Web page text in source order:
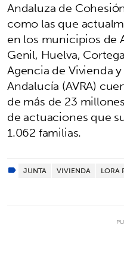
Andaluza de
como las que
en los municipios de
Genil, Huelva,
Agencia de Vivienda
Andalucía (AVRA)
de más de 23
de actuaciones que
1.062 familias.
JUNTA VIVIENDA LORA